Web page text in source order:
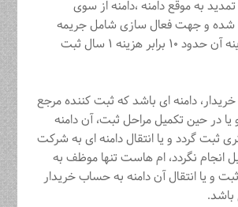
به موقع دامنه ،دامنه از سوی
شده و ‏جهت فعال سازی شامل جریمه
خواهد شد که هزینه آن حدود ۱۰ برابر هزینه ۱ سال ‏ثبت
دامنه ای باشد که ثبت کننده مرجع
یا در حین تکمیل مراحل ثبت، آن دامنه
گردد و یا انتقال دامنه ای به شرکت
انجام نگردد، ام هاست تنها موظف به
ثبت و یا انتقال آن دامنه به حساب خریدار
باشد.